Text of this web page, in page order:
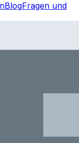
BlogFragen und